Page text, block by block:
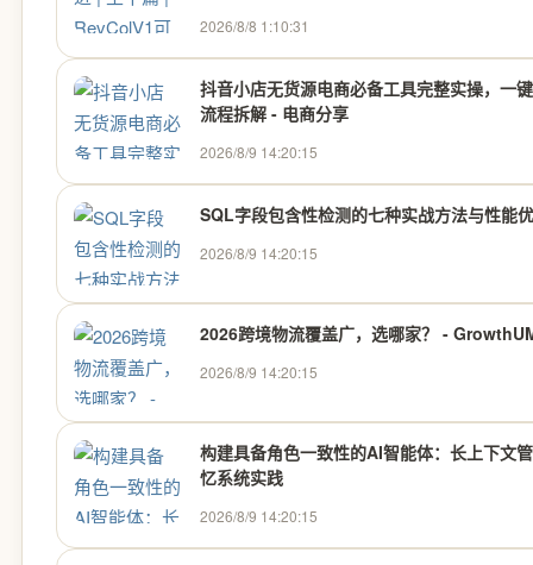
2026/8/8 1:10:31
抖音小店无货源电商必备工具完整实操，一
流程拆解 - 电商分享
2026/8/9 14:20:15
SQL字段包含性检测的七种实战方法与性能
2026/8/9 14:20:15
2026跨境物流覆盖广，选哪家？ -
2026/8/9 14:20:15
构建具备角色一致性的AI智能体：长上下文
忆系统实践
2026/8/9 14:20:15